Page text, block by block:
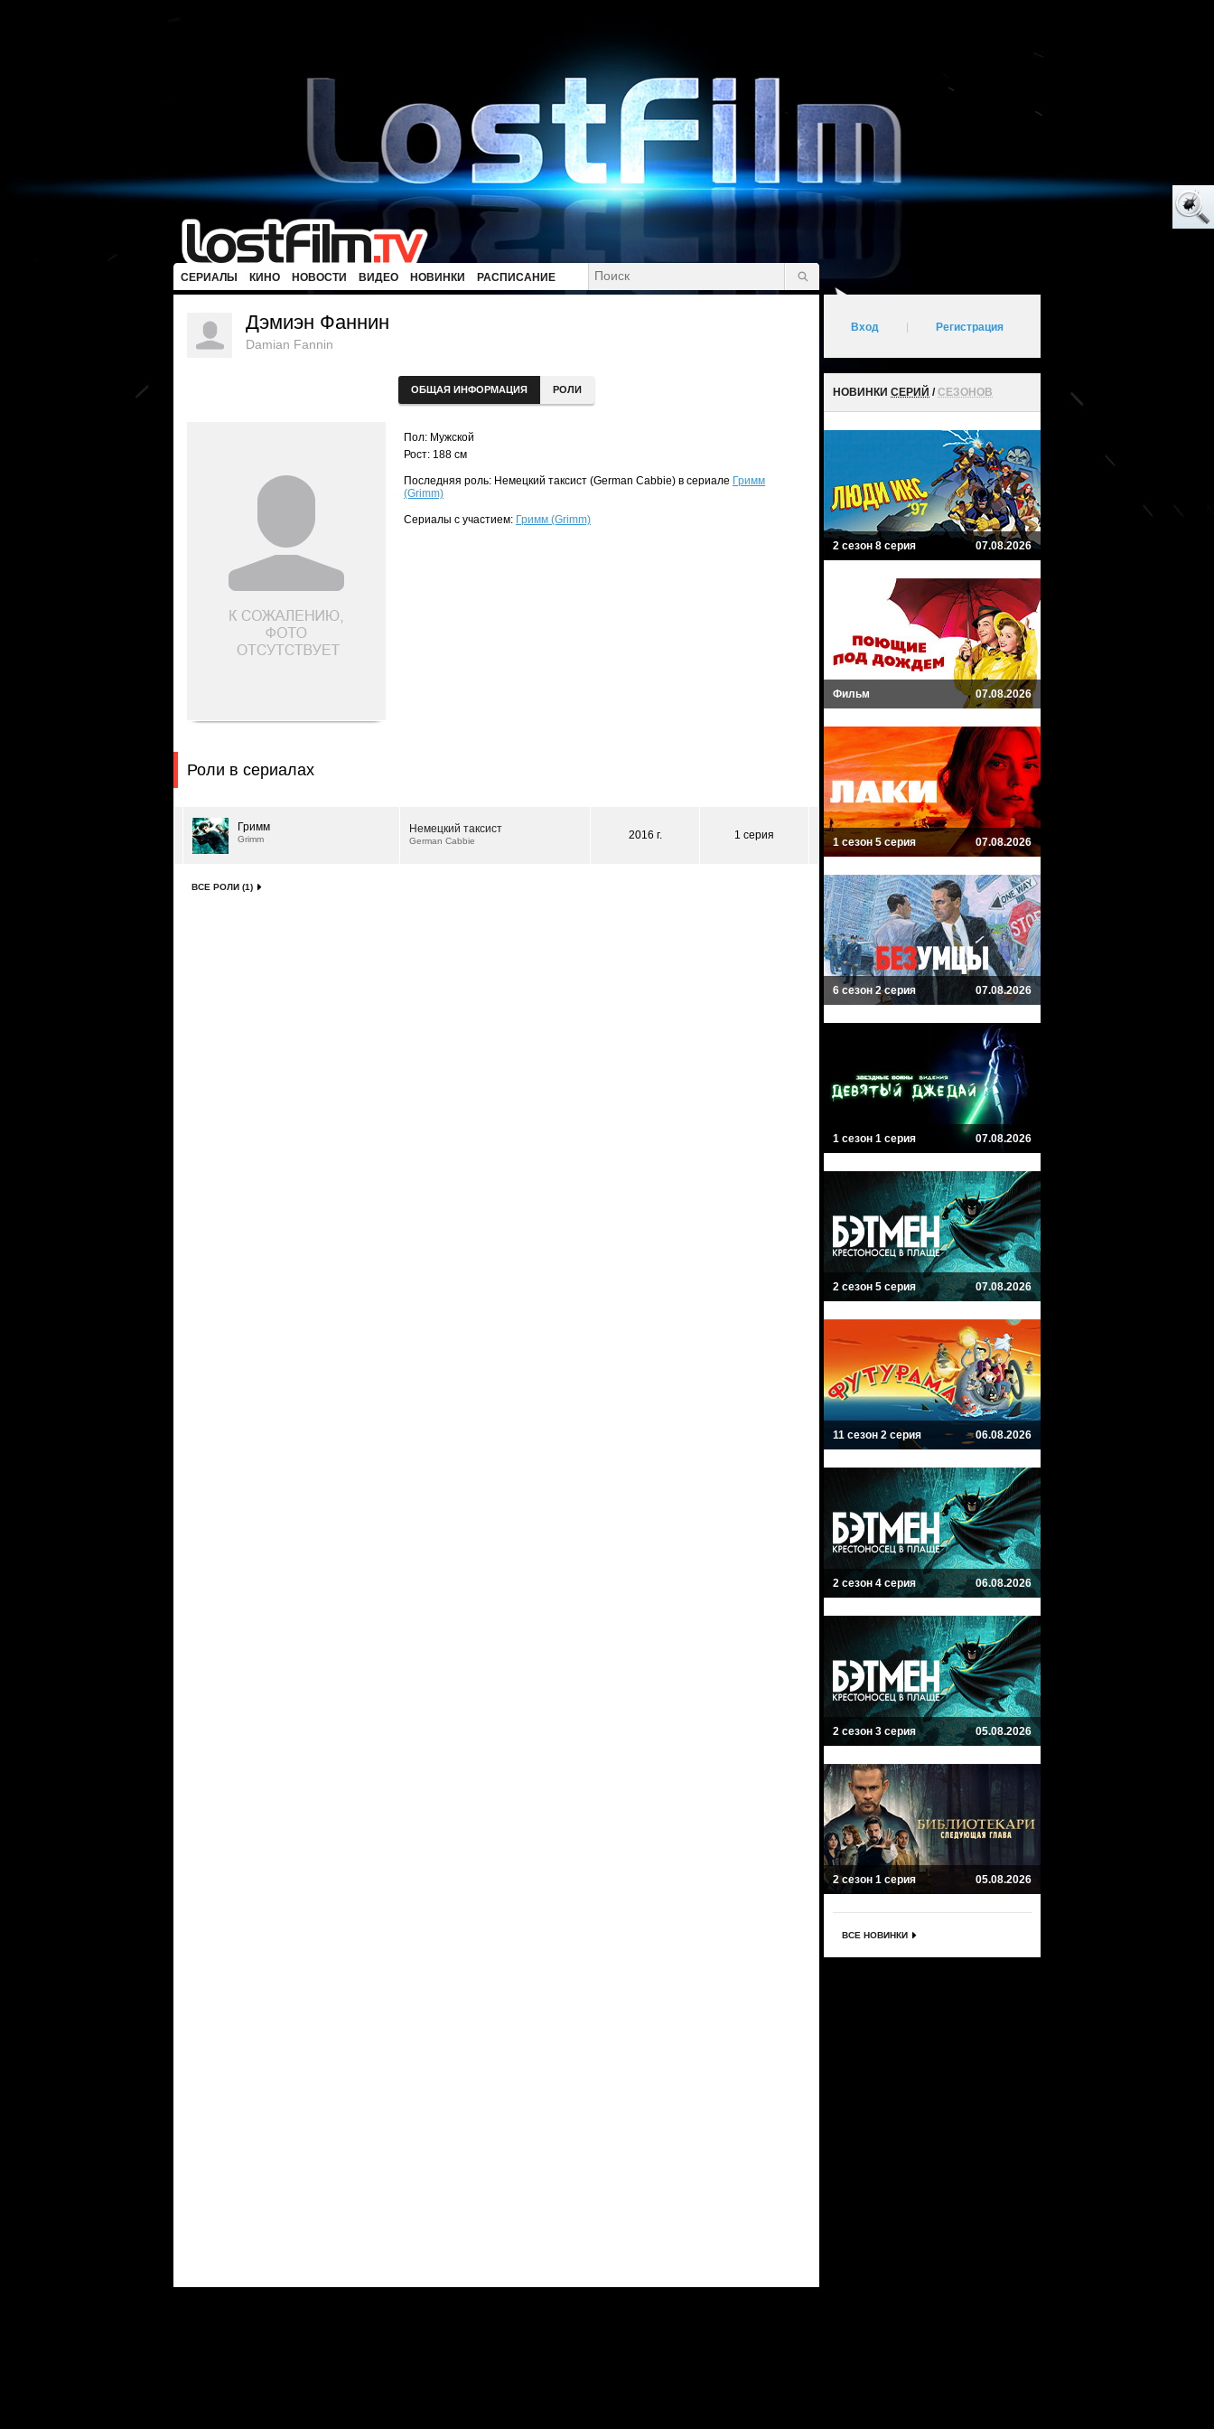
СЕРИАЛЫ КИНО НОВОСТИ ВИДЕО НОВИНКИ РАСПИСАНИЕ
Дэмиэн Фаннин
Damian Fannin
ОБЩАЯ ИНФОРМАЦИЯ РОЛИ
Пол: Мужской
Рост: 188 см
Последняя роль: Немецкий таксист (German Cabbie) в сериале Гримм
(Grimm)
Сериалы с участием: Гримм (Grimm)
Роли в сериалах
Гримм
Grimm
Немецкий таксист
German Cabbie 2016 г. 1 серия
ВСЕ РОЛИ (1)
Вход Регистрация
НОВИНКИ СЕРИЙ /СЕЗОНОВ
2 сезон 8 серия 07.08.2026
Фильм 07.08.2026
1 сезон 5 серия 07.08.2026
6 сезон 2 серия 07.08.2026
1 сезон 1 серия 07.08.2026
2 сезон 5 серия 07.08.2026
11 сезон 2 серия 06.08.2026
2 сезон 4 серия 06.08.2026
2 сезон 3 серия 05.08.2026
2 сезон 1 серия 05.08.2026
ВСЕ НОВИНКИ